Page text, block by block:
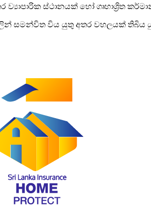
ස්ථානයක් හෝ ගෘහාශ්‍රිත
සමන්විත විය යුතු අතර වහලයක් තිබිය